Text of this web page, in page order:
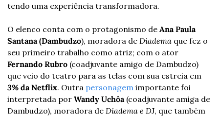
tendo uma experiência transformadora.
O elenco conta com o protagonismo de Ana Paula
Santana (Dambudzo), moradora de Diadema que fez o
Fernando Rubro (coadjuvante amigo de Dambudzo)
3% da Netflix. Outra personagem importante foi
interpretada por Wandy Uchôa (coadjuvante amiga de
Dambudzo), moradora de Diadema e DJ, que também